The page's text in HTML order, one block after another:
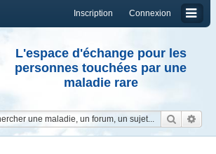
Connexion
Inscription
L'espace d'échange pour les
personnes touchées par une
maladie rare